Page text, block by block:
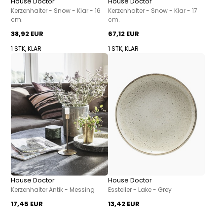
Kerzenhalter - Snow - Klar - 16
cm.
38,92 EUR
1 STK, KLAR
Kerzenhalter - Snow - Klar - 17
cm.
67,12 EUR
1 STK, KLAR
House Doctor
Kerzenhalter Antik - Messing
17,45 EUR
House Doctor
Essteller - Lake - Grey
13,42 EUR